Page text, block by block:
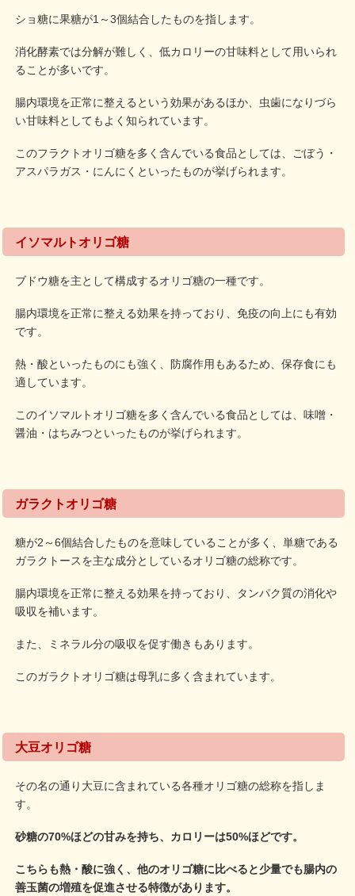
ショ糖に果糖が1～3個結合したものを指します。
消化酵素では分解が難しく、低カロリーの甘味料として用いられ
ることが多いです。
腸内環境を正常に整えるという効果があるほか、虫歯になりづら
い甘味料としてもよく知られています。
このフラクトオリゴ糖を多く含んでいる食品としては、ごぼう・
アスパラガス・にんにくといったものが挙げられます。
イソマルトオリゴ糖
ブドウ糖を主として構成するオリゴ糖の一種です。
腸内環境を正常に整える効果を持っており、免疫の向上にも有効
です。
熱・酸といったものにも強く、防腐作用もあるため、保存食にも
適しています。
このイソマルトオリゴ糖を多く含んでいる食品としては、味噌・
醤油・はちみつといったものが挙げられます。
ガラクトオリゴ糖
糖が2～6個結合したものを意味していることが多く、単糖である
ガラクトースを主な成分としているオリゴ糖の総称です。
腸内環境を正常に整える効果を持っており、タンパク質の消化や
吸収を補います。
また、ミネラル分の吸収を促す働きもあります。
このガラクトオリゴ糖は母乳に多く含まれています。
大豆オリゴ糖
その名の通り大豆に含まれている各種オリゴ糖の総称を指しま
す。
砂糖の70%ほどの甘みを持ち、カロリーは50%ほどです。
こちらも熱・酸に強く、他のオリゴ糖に比べると少量でも腸内の
善玉菌の増殖を促進させる特徴があります。